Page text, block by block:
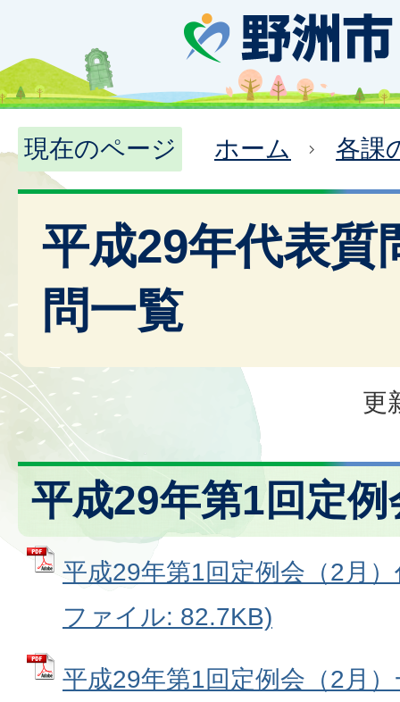
現在のページ ホーム 各課
平成29年代表質
問一覧
更
平成29年第1回定
平成29年第1回定例会（2月
ファイル: 82.7KB)
平成29年第1回定例会（2月